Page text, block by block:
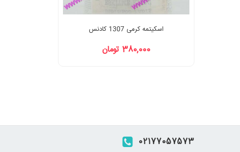
اسکیتمه کرمی 1307 کادنس
380,000 تومان
02177057573